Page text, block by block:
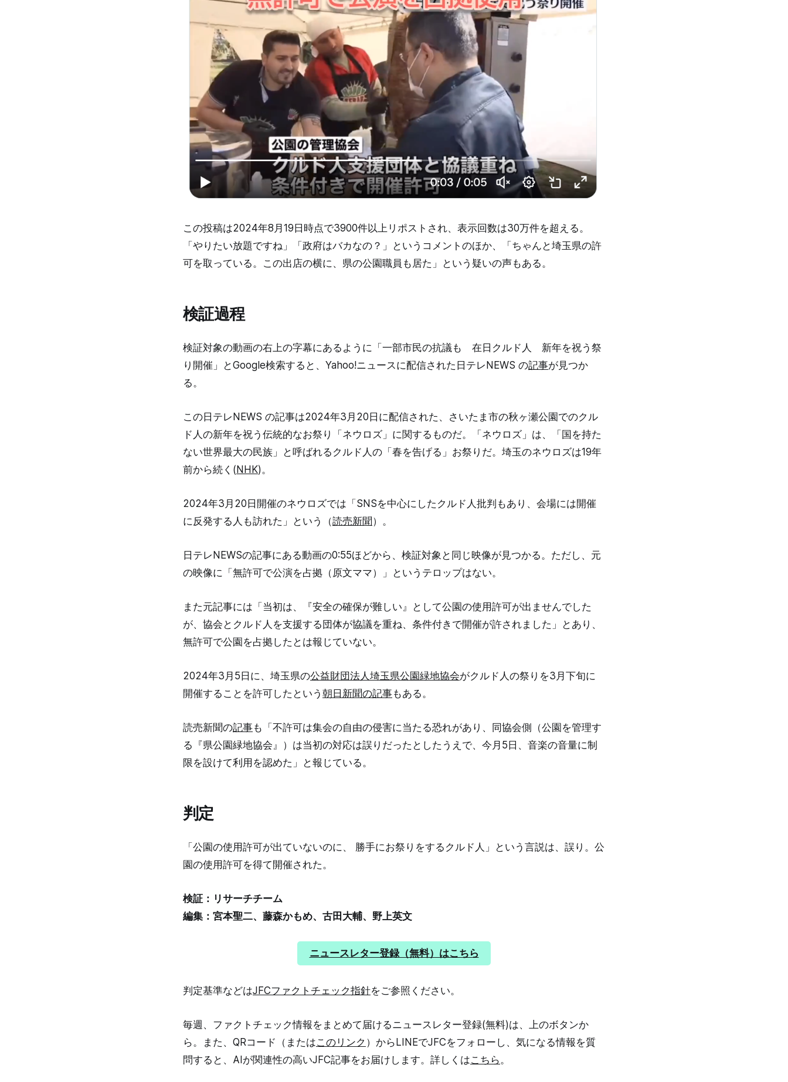
この投稿は2024年8月19日時点で3900件以上リポストされ、表示回数は30万件を超える。
「やりたい放題ですね」「政府はバカなの？」というコメントのほか、「ちゃんと埼玉県の許
可を取っている。この出店の横に、県の公園職員も居た」という疑いの声もある。
検証過程
検証対象の動画の右上の字幕にあるように「一部市民の抗議も 在日クルド人 新年を祝う祭
り開催」とGoogle検索すると、Yahoo!ニュースに配信された日テレNEWS の記事が見つか
る。
この日テレNEWS の記事は2024年3月20日に配信された、さいたま市の秋ヶ瀬公園でのクル
ド人の新年を祝う伝統的なお祭り「ネウロズ」に関するものだ。「ネウロズ」は、「国を持た
ない世界最大の民族」と呼ばれるクルド人の「春を告げる」お祭りだ。埼玉のネウロズは19年
前から続く(NHK)。
2024年3月20日開催のネウロズでは「SNSを中心にしたクルド人批判もあり、会場には開催
に反発する人も訪れた」という（読売新聞）。
日テレNEWSの記事にある動画の0:55ほどから、検証対象と同じ映像が見つかる。ただし、元
の映像に「無許可で公演を占拠（原文ママ）」というテロップはない。
また元記事には「当初は、『安全の確保が難しい』として公園の使用許可が出ませんでした
が、協会とクルド人を支援する団体が協議を重ね、条件付きで開催が許されました」とあり、
無許可で公園を占拠したとは報じていない。
2024年3月5日に、埼玉県の公益財団法人埼玉県公園緑地協会がクルド人の祭りを3月下旬に
開催することを許可したという 朝日新聞の記事もある。
読売新聞の記事も「不許可は集会の自由の侵害に当たる恐れがあり、同協会側（公園を管理す
る『県公園緑地協会』）は当初の対応は誤りだったとしたうえで、今月5日、音楽の音量に制
限を設けて利用を認めた」と報じている。
判定
「公園の使用許可が出ていないのに、 勝手にお祭りをするクルド人」という言説は、誤り。公
園の使用許可を得て開催された。
検証：リサーチチーム
編集：宮本聖二、藤森かもめ、古田大輔、野上英文
ニュースレター登録（無料）はこちら
判定基準などはJFCファクトチェック指針をご参照ください。
毎週、ファクトチェック情報をまとめて届けるニュースレター登録(無料)は、上のボタンか
ら。また、QRコード（またはこのリンク ）からLINEでJFCをフォローし、気になる情報を質
問すると、AIが関連性の高いJFC記事をお届けします。詳しくはこちら 。